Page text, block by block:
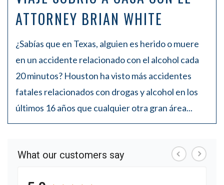
ATTORNEY BRIAN WHITE
¿Sabías que en Texas, alguien es herido o muere
en un accidente relacionado con el alcohol cada
20 minutos? Houston ha visto más accidentes
fatales relacionados con drogas y alcohol en los
últimos 16 años que cualquier otra gran área...